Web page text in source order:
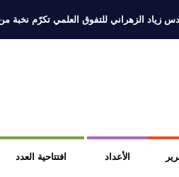
زياد الزهراني للتفوق العلمي تكرّم نخبة من
وقراءة التشكيل الصوفي والفلسفي في
الأعداد افتتاحية العدد